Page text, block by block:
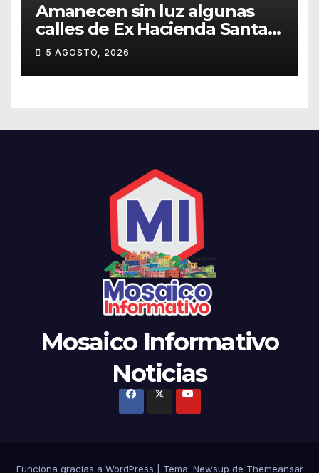
Amanecen sin luz algunas
calles de Ex Hacienda Santa
Teresa
5 AGOSTO, 2026
Mosaico Informativo
Noticias
Funciona gracias a WordPress Tema: Newsup de Themeansar